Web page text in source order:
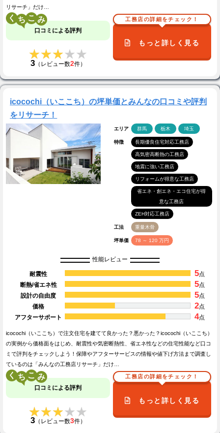
リサーチ」だけ…
く こ
口コミによる評判
★★★★★
★★★★★
3（レビュー数2件）
工務店の詳細をチェック！
もっと詳しく見る
icocochi（いここち）の坪単価とみんなの口コミや評判
をリサーチ！
エリア 群馬 栃木 埼玉
特徴 長期優良住宅対応工務店
高気密高断熱の工務店
地震に強い工務店
リフォームが得意な工務店
省エネ・創エネ・エコ住宅が得
意な工務店
ZEH対応工務店
工法 重量木骨
坪単価 78 ～ 120 万円
性能レビュー
耐震性 5点
断熱/省エネ性
5点
設計の自由度
5点
価格
2点
アフターサポート
4点
icocochi（いここち）で注文住宅を建てて良かった？悪かった？icocochi（いここち）
の実例から価格面をはじめ、耐震性や気密断熱性、省エネ性などの住宅性能など口コ
ミで評判をチェックしよう！保障やアフターサービスの情報や値下げ方法まで調査し
ているのは「みんなの工務店リサーチ」だけ…
く こ
口コミによる評判
★★★★★
★★★★★
3（レビュー数3件）
工務店の詳細をチェック！
もっと詳しく見る